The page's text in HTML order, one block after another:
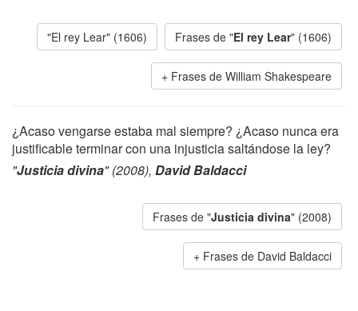
"El rey Lear" (1606) Frases de "El rey Lear" (1606)
Frases de William Shakespeare
¿Acaso vengarse estaba mal siempre? ¿Acaso nunca era
justificable terminar con una injusticia saltándose la ley?
"Justicia divina" (2008), David Baldacci
Frases de "Justicia divina" (2008)
Frases de David Baldacci